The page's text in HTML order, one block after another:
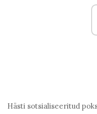
Hästi sotsialiseeritud